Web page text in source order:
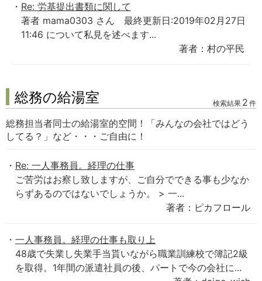
Re: 労基提出書類に関して
著者 mama0303 さん 最終更新日:2019年02月27日
11:46 について私見を述べます...
著者：村の平民
総務の給湯室 検索結果 2 件
総務担当者同士の給湯室的空間！「みんなの会社ではどう
してる？」など・・・ご自由に！
Re: 一人事務員。経理の仕事
ご苦労はお察し致しますが、ご自分でできる事も少なか
らずあるのではないでしょうか。 > 一...
著者：ピカフロール
一人事務員。経理の仕事も取り上
48歳で失業し失業手当貰いながら職業訓練校で簿記2級
を取得。1年間の派遣社員の後、パートで今の会社に...